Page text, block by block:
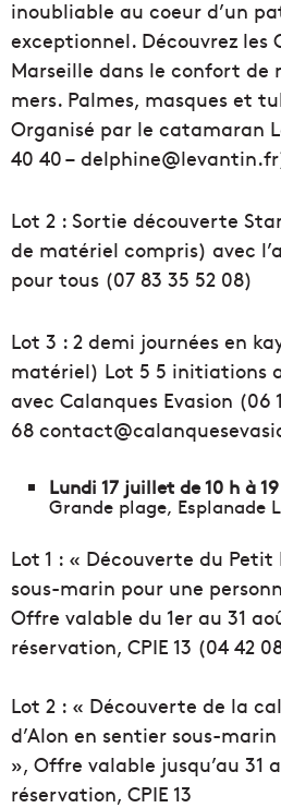
inoubliable au coeur d’un
exceptionnel. Découvrez les
Marseille dans le confort de
mers. Palmes, masques et
Organisé par le catamaran
40 40 –
Lot 2 : Sortie découverte
de matériel compris) avec
pour tous (07 83 35 52 08)
Lot 3 : 2 demi journées en
matériel) Lot 5 5 initiations
avec Calanques Evasion (06
68
Lundi 17 juillet de 10 h à
Grande plage, Esplanade
Lot 1 : « Découverte du
sous-marin pour une
Offre valable du 1er au 31
réservation, CPIE 13 (04 42
Lot 2 : « Découverte de la
d’Alon en sentier sous-
», Offre valable jusqu’au 31
réservation, CPIE 13